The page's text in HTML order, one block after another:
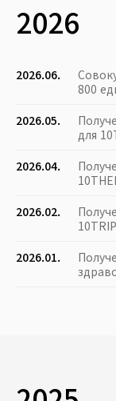
2026
2026.06.
800
2026.05.
для
2026.04.
2026.02.
2026.01.